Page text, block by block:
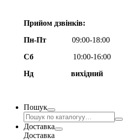
Прийом дзвінків:
Пн-Пт
09:00-18:00
Сб
10:00-16:00
Нд вихідний
Пошук
Доставка
Доставка